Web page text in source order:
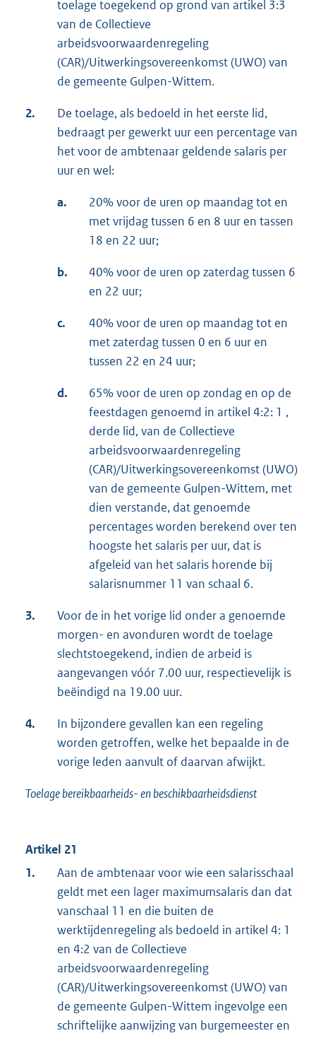
toelage toegekend op grond van artikel 3:3
van de Collectieve
arbeidsvoorwaardenregeling
(CAR)/Uitwerkingsovereenkomst (UWO) van
de gemeente Gulpen-Wittem.
2.
De toelage, als bedoeld in het eerste lid,
bedraagt per gewerkt uur een percentage van
het voor de ambtenaar geldende salaris per
uur en wel:
a.
20% voor de uren op maandag tot en
met vrijdag tussen 6 en 8 uur en tassen
18 en 22 uur;
b.
40% voor de uren op zaterdag tussen 6
en 22 uur;
c.
40% voor de uren op maandag tot en
met zaterdag tussen 0 en 6 uur en
tussen 22 en 24 uur;
d.
65% voor de uren op zondag en op de
feestdagen genoemd in artikel 4:2: 1 ,
derde lid, van de Collectieve
arbeidsvoorwaardenregeling
(CAR)/Uitwerkingsovereenkomst (UWO)
van de gemeente Gulpen-Wittem, met
dien verstande, dat genoemde
percentages worden berekend over ten
hoogste het salaris per uur, dat is
afgeleid van het salaris horende bij
salarisnummer 11 van schaal 6.
3.
Voor de in het vorige lid onder a genoemde
morgen- en avonduren wordt de toelage
slechtstoegekend, indien de arbeid is
aangevangen vóór 7.00 uur, respectievelijk is
beëindigd na 19.00 uur.
4.
In bijzondere gevallen kan een regeling
worden getroffen, welke het bepaalde in de
vorige leden aanvult of daarvan afwijkt.
Toelage bereikbaarheids- en beschikbaarheidsdienst
Artikel 21
1.
Aan de ambtenaar voor wie een salarisschaal
geldt met een lager maximumsalaris dan dat
vanschaal 11 en die buiten de
werktijdenregeling als bedoeld in artikel 4: 1
en 4:2 van de Collectieve
arbeidsvoorwaardenregeling
(CAR)/Uitwerkingsovereenkomst (UWO) van
de gemeente Gulpen-Wittem ingevolge een
schriftelijke aanwijzing van burgemeester en